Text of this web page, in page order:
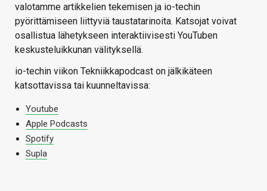
valotamme artikkelien tekemisen ja io-techin
pyörittämiseen liittyviä taustatarinoita. Katsojat voivat
osallistua lähetykseen interaktiivisesti YouTuben
keskusteluikkunan välityksellä.
io-techin viikon Tekniikkapodcast on jälkikäteen
katsottavissa tai kuunneltavissa:
Youtube
Apple Podcasts
Spotify
Supla